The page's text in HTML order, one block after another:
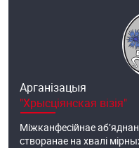
Арганізацыя
"Хрысціянская візія"
Міжканфесійнае
створанае на хвалі